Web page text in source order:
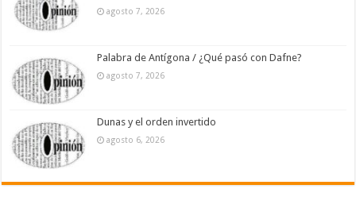
agosto 7, 2026
Palabra de Antígona / ¿Qué pasó con Dafne?
agosto 7, 2026
Dunas y el orden invertido
agosto 6, 2026